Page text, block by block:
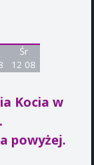
Śr
12 08
Kocia w
powyżej.